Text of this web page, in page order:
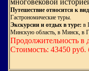
многовековой
Путешествие относится к
Гастрономические туры.
Экскурсии и отдых в туре: в
Минскую область, в Минск, в
Продолжительность в
Стоимость: 43450 руб.